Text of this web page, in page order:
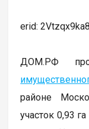
erid:
ДОМ.РФ
районе
участок 0,93